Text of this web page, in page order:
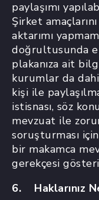
paylaşımı
Şirket
aktarımı
doğrultusunda
plakanıza ait
kurumlar da
kişi ile
istisnası, söz
mevzuat ile
soruşturması
bir makamca
gerekçesi
6. Haklarınız